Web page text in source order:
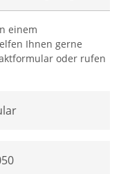
einem
Ihnen gerne
oder rufen